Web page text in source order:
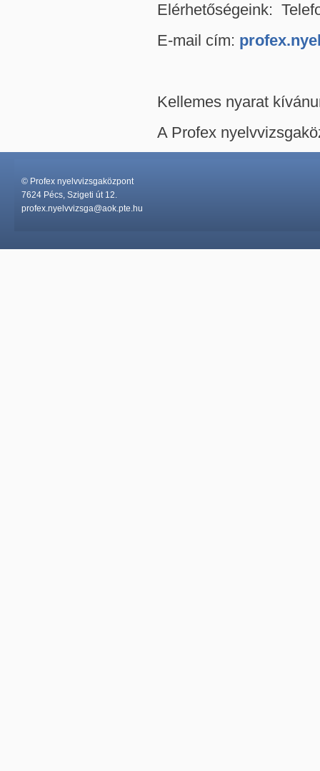
Elérhetőségeink:
E-mail cím:
Kellemes nyarat
A Profex
© Profex nyelvvizsgaközpont
7624 Pécs, Szigeti út 12.
profex.nyelvvizsga@aok.pte.hu